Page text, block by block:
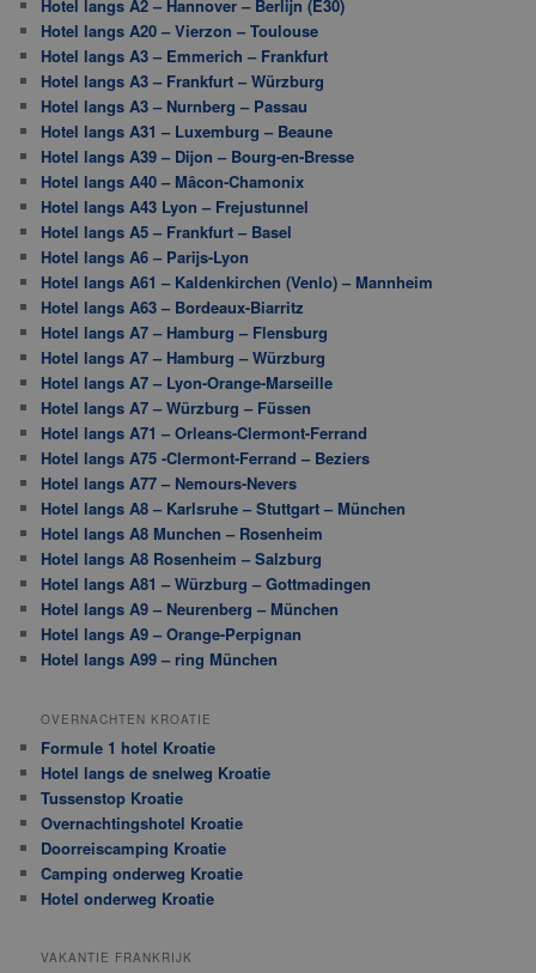
Hotel langs A2 – Hannover – Berlijn (E30)
Hotel langs A20 – Vierzon – Toulouse
Hotel langs A3 – Emmerich – Frankfurt
Hotel langs A3 – Frankfurt – Würzburg
Hotel langs A3 – Nurnberg – Passau
Hotel langs A31 – Luxemburg – Beaune
Hotel langs A39 – Dijon – Bourg-en-Bresse
Hotel langs A40 – Mâcon-Chamonix
Hotel langs A43 Lyon – Frejustunnel
Hotel langs A5 – Frankfurt – Basel
Hotel langs A6 – Parijs-Lyon
Hotel langs A61 – Kaldenkirchen (Venlo) – Mannheim
Hotel langs A63 – Bordeaux-Biarritz
Hotel langs A7 – Hamburg – Flensburg
Hotel langs A7 – Hamburg – Würzburg
Hotel langs A7 – Lyon-Orange-Marseille
Hotel langs A7 – Würzburg – Füssen
Hotel langs A71 – Orleans-Clermont-Ferrand
Hotel langs A75 -Clermont-Ferrand – Beziers
Hotel langs A77 – Nemours-Nevers
Hotel langs A8 – Karlsruhe – Stuttgart – München
Hotel langs A8 Munchen – Rosenheim
Hotel langs A8 Rosenheim – Salzburg
Hotel langs A81 – Würzburg – Gottmadingen
Hotel langs A9 – Neurenberg – München
Hotel langs A9 – Orange-Perpignan
Hotel langs A99 – ring München
OVERNACHTEN KROATIE
Formule 1 hotel Kroatie
Hotel langs de snelweg Kroatie
Tussenstop Kroatie
Overnachtingshotel Kroatie
Doorreiscamping Kroatie
Camping onderweg Kroatie
Hotel onderweg Kroatie
VAKANTIE FRANKRIJK